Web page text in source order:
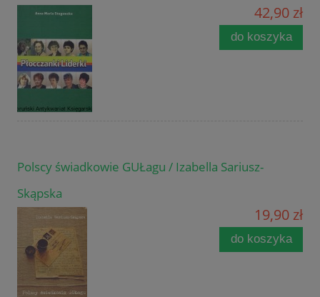
42,90 zł
do koszyka
Polscy świadkowie GUŁagu / Izabella Sariusz-
Skąpska
19,90 zł
do koszyka